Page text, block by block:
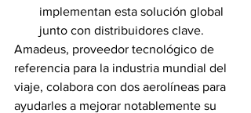
implementan esta solución global
junto con distribuidores clave.
Amadeus, proveedor tecnológico de
referencia para la industria mundial del
viaje, colabora con dos aerolíneas para
ayudarles a mejorar notablemente su